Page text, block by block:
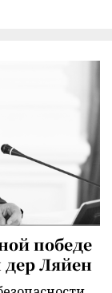
победе
дер Ляйен